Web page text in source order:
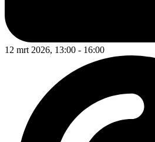
12 mrt 2026, 13:00 - 16:00